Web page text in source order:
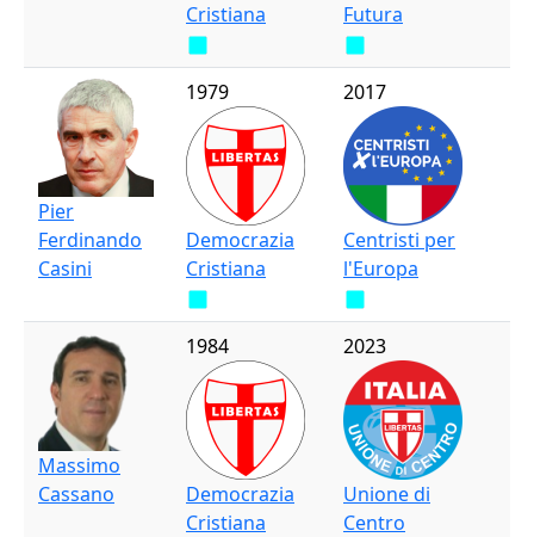
Cristiana
Futura
Pier
Ferdinando
Casini
1979
Democrazia
Cristiana
2017
Centristi per
l'Europa
Massimo
Cassano
1984
Democrazia
Cristiana
2023
Unione di
Centro